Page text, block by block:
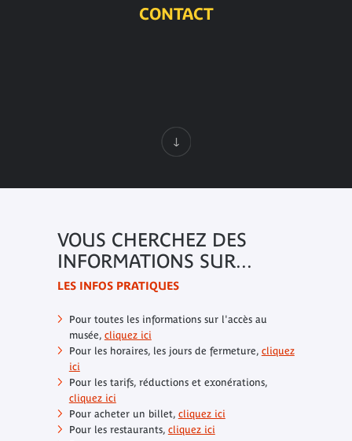
CONTACT
VOUS CHERCHEZ DES
INFORMATIONS SUR...
LES INFOS PRATIQUES
Pour toutes les informations sur l'accès au
musée, cliquez ici
Pour les horaires, les jours de fermeture, cliquez
ici
Pour les tarifs, réductions et exonérations,
cliquez ici
Pour acheter un billet, cliquez ici
Pour les restaurants, cliquez ici